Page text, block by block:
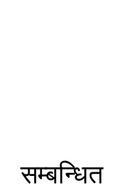
सम्बन्धित